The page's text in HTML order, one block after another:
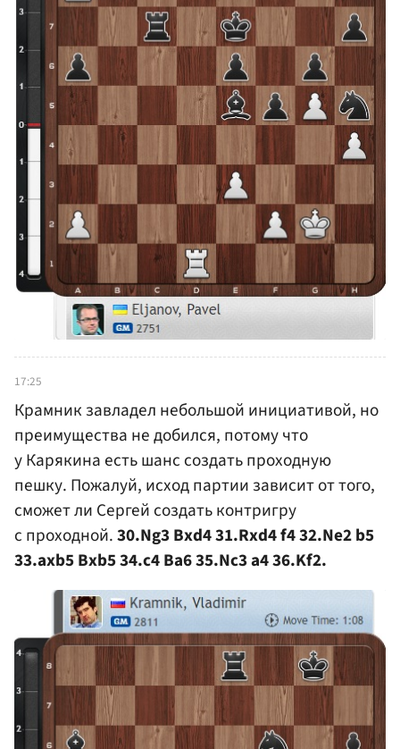
17:25
Крамник завладел небольшой инициативой, но
преимущества не добился, потому что
у Карякина есть шанс создать проходную
пешку. Пожалуй, исход партии зависит от того,
сможет ли Сергей создать контригру
с проходной.30.Ng3 Bxd4 31.Rxd4 f4 32.Ne2 b5
33.axb5 Bxb5 34.c4 Ba6 35.Nc3 a4 36.Kf2.